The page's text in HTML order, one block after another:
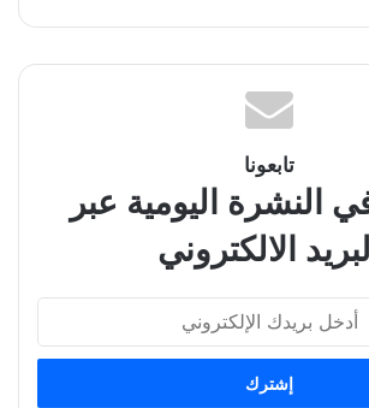
تابعونا
النشرة اليومية عبر
الالكتروني